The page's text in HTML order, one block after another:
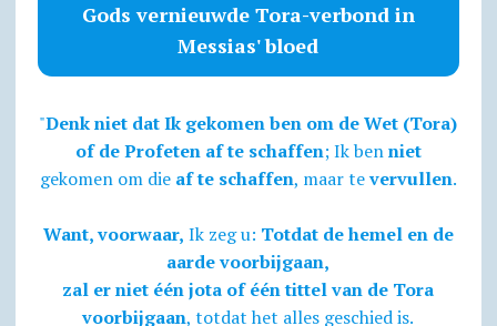
Gods vernieuwde Tora-verbond in
Messias' bloed
"Denk niet dat Ik gekomen ben om de Wet (Tora)
of de Profeten af te schaffen; Ik benniet
gekomen om die af te schaffen, maar tevervullen.
Want, voorwaar, Ik zeg u: Totdat de hemel en de
aarde voorbijgaan,
zal er niet één jota of één tittel van de Tora
voorbijgaan, totdat het alles geschied is.